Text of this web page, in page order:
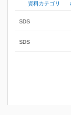
資料カテゴリ
SDS
SDS